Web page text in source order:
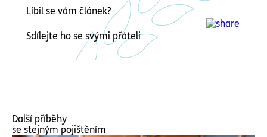
Líbil se vám článek?
Sdílejte ho se svými přáteli
Další příběhy
se stejným pojištěním